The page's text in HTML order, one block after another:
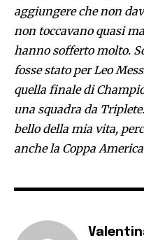
aggiungere che non
non toccavano quasi
hanno sofferto molto.
fosse stato per Leo
quella finale di
una squadra da
bello della mia vita,
anche la Coppa